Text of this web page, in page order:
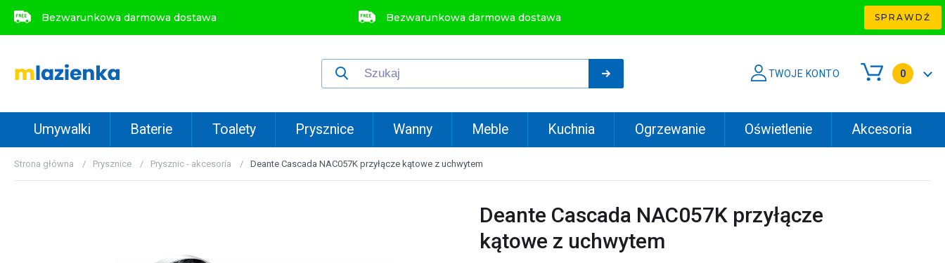
Bezwarunkowa darmowa dostawa Bezwarunkowa darmowa dostawa SPRAWDŹ
TWOJE KONTO 0
Umywalki Baterie Toalety Prysznice Wanny Meble Kuchnia Ogrzewanie Oświetlenie Akcesoria
Strona główna Prysznice Prysznic - akcesoria Deante Cascada NAC057K przyłącze kątowe z uchwytem
Deante Cascada NAC057K przyłącze
kątowe z uchwytem